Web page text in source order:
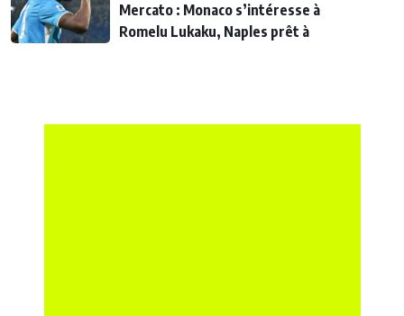
Mercato : Monaco s’intéresse à
Romelu Lukaku, Naples prêt à